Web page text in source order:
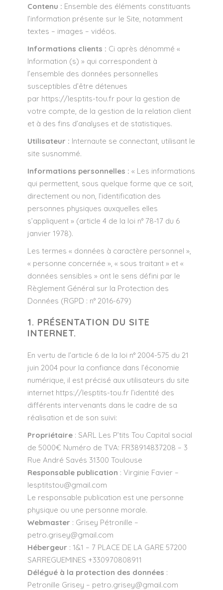
Contenu : Ensemble des éléments constituants
l’information présente sur le Site, notamment
textes – images – vidéos.
Informations clients : Ci après dénommé «
Information (s) » qui correspondent à
l’ensemble des données personnelles
susceptibles d’être détenues
par https://lesptits-tou.fr pour la gestion de
votre compte, de la gestion de la relation client
et à des fins d’analyses et de statistiques.
Utilisateur : Internaute se connectant, utilisant le
site susnommé.
Informations personnelles : « Les informations
qui permettent, sous quelque forme que ce soit,
directement ou non, l’identification des
personnes physiques auxquelles elles
s’appliquent » (article 4 de la loi n° 78-17 du 6
janvier 1978).
Les termes « données à caractère personnel »,
« personne concernée », « sous traitant » et «
données sensibles » ont le sens défini par le
Règlement Général sur la Protection des
Données (RGPD : n° 2016-679)
1. PRÉSENTATION DU SITE
INTERNET.
En vertu de l’article 6 de la loi n° 2004-575 du 21
juin 2004 pour la confiance dans l’économie
numérique, il est précisé aux utilisateurs du site
internet https://lesptits-tou.fr l’identité des
différents intervenants dans le cadre de sa
réalisation et de son suivi:
Propriétaire : SARL Les P’tits Tou Capital social
de 5000€ Numéro de TVA: FR38914837208 – 3
Rue André Savés 31300 Toulouse
Responsable publication : Virginie Favier –
lesptitstou@gmail.com
Le responsable publication est une personne
physique ou une personne morale.
Webmaster : Grisey Pétronille –
petro.grisey@gmail.com
Hébergeur : 1&1 – 7 PLACE DE LA GARE 57200
SARREGUEMINES +330970808911
Délégué à la protection des données :
Petronille Grisey – petro.grisey@gmail.com